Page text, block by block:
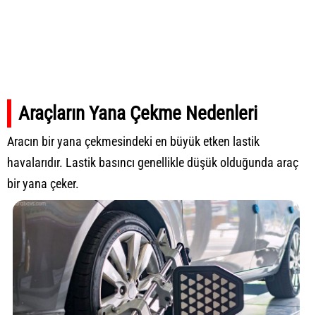
Araçların Yana Çekme Nedenleri
Aracın bir yana çekmesindeki en büyük etken lastik
havalarıdır. Lastik basıncı genellikle düşük olduğunda araç
bir yana çeker.